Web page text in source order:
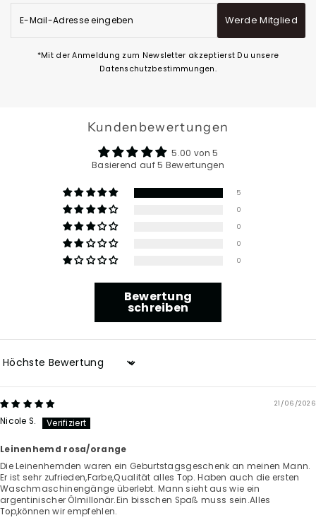
Mail-
Adresse
Werde Mitglied
*Mit der Anmeldung zum Newsletter akzeptierst Du unsere
Datenschutzbestimmungen.
Kundenbewertungen
5.00 von 5
Basierend auf 5 Bewertungen
5
0
0
0
0
Bewertung
schreiben
Sort by
21/06/2026
Nicole S.
Leinenhemd rosa/orange
Die Leinenhemden waren ein Geburtstagsgeschenk an meinen Mann.
Er ist sehr zufrieden,Farbe,Qualität alles Top. Haben auch die ersten
Waschmaschinengänge überlebt. Mann sieht aus wie ein
argentinischer Ölmillonär.Ein bisschen Spaß muss sein.Alles
Top,können wir empfehlen.